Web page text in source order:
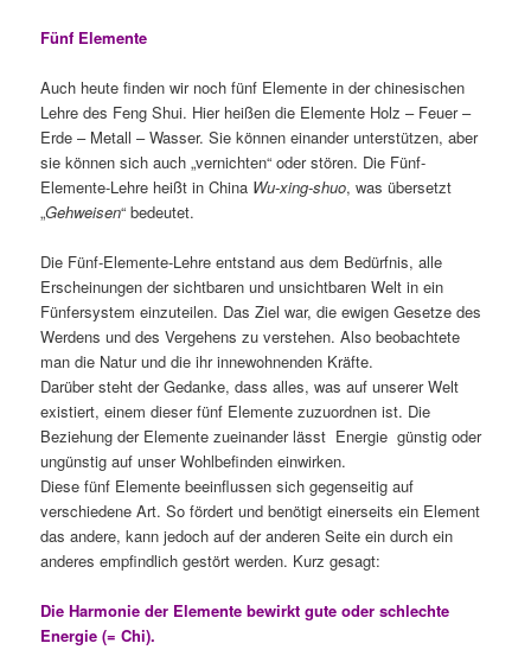
Fünf Elemente
Auch heute finden wir noch fünf Elemente in der chinesischen
Lehre des Feng Shui. Hier heißen die Elemente Holz – Feuer –
Erde – Metall – Wasser. Sie können einander unterstützen, aber
sie können sich auch „vernichten“ oder stören. Die Fünf-
Elemente-Lehre heißt in China Wu-xing-shuo, was übersetzt
„Gehweisen“ bedeutet.
Die Fünf-Elemente-Lehre entstand aus dem Bedürfnis, alle
Erscheinungen der sichtbaren und unsichtbaren Welt in ein
Fünfersystem einzuteilen. Das Ziel war, die ewigen Gesetze des
Werdens und des Vergehens zu verstehen. Also beobachtete
man die Natur und die ihr innewohnenden Kräfte.
Darüber steht der Gedanke, dass alles, was auf unserer Welt
existiert, einem dieser fünf Elemente zuzuordnen ist. Die
Beziehung der Elemente zueinander lässt Energie günstig oder
ungünstig auf unser Wohlbefinden einwirken.
Diese fünf Elemente beeinflussen sich gegenseitig auf
verschiedene Art. So fördert und benötigt einerseits ein Element
das andere, kann jedoch auf der anderen Seite ein durch ein
anderes empfindlich gestört werden. Kurz gesagt:
Die Harmonie der Elemente bewirkt gute oder schlechte
Energie (= Chi).